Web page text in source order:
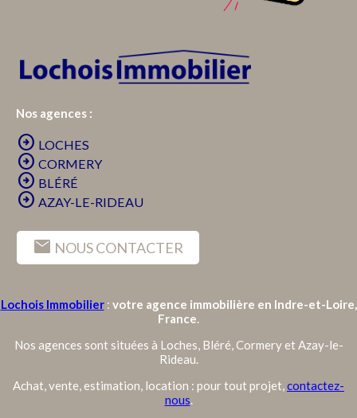
Nos agences :
arrow_circle_right LOCHES
arrow_circle_right CORMERY
arrow_circle_right BLÉRÉ
arrow_circle_right AZAY-LE-RIDEAU
mail NOUS CONTACTER
Lochois Immobilier: votre agence immobilière en Indre-et-Loire,
France.
Nos agences sont situées à Loches, Bléré, Cormery et Azay-le-
Rideau.
Achat, vente, estimation, location : pour tout projet,contactez-
nous.